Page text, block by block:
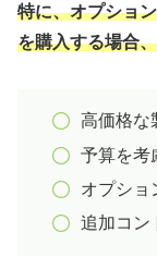
特に、オプショ
を購入する場合
高価格な
予算を考
オプショ
追加コン